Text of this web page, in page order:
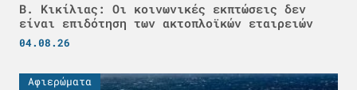
Β. Κικίλιας: Οι κοινωνικές εκπτώσεις δεν
είναι επιδότηση των ακτοπλοϊκών εταιρειών
04.08.26
Αφιερώματα